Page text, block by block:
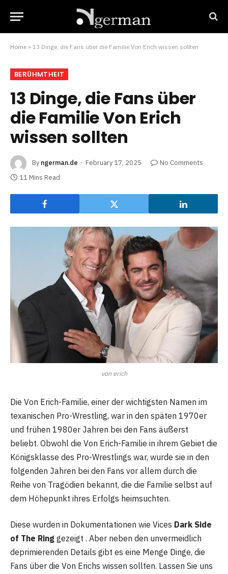
Home » 13 Dinge, die Fans über die Familie Von Erich wissen sollten
BERÜHMTHEIT
13 Dinge, die Fans über
die Familie Von Erich
wissen sollten
By ngerman.de February 17, 2025
No Comments
11 Mins Read
von erich
Die Von Erich-Familie, einer der wichtigsten Namen im
texanischen Pro-Wrestling, war in den späten 1970er
und frühen 1980er Jahren bei den Fans äußerst
beliebt. Obwohl die Von Erich-Familie in ihrem Gebiet die
Königsklasse des Pro-Wrestlings war, wurde sie in den
folgenden Jahren bei den Fans vor allem durch die
Reihe von Tragödien bekannt, die die Familie selbst auf
dem Höhepunkt ihres Erfolgs heimsuchten.
Diese wurden in Dokumentationen wie Vices Dark Side
of The Ring gezeigt . Aber neben den unvermeidlich
deprimierenden Details gibt es eine Menge Dinge, die
Fans über die Von Erichs wissen sollten. Lassen Sie uns